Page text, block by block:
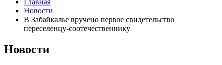
Новости
В Забайкалье вручено первое свидетельство
переселенцу-соотечественнику
Новости